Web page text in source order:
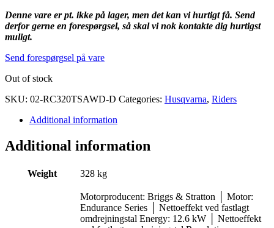
Denne vare er pt. ikke på lager, men det kan vi hurtigt få. Send
derfor gerne en forespørgsel, så skal vi nok kontakte dig hurtigst
muligt.
Send forespørgsel på vare
Out of stock
SKU: 02-RC320TSAWD-D Categories: Husqvarna, Riders
Additional information
Additional information
Weight 328 kg
Motorproducent: Briggs & Stratton │ Motor:
Endurance Series │ Nettoeffekt ved fastlagt
omdrejningstal Energy: 12.6 kW │ Nettoeffekt